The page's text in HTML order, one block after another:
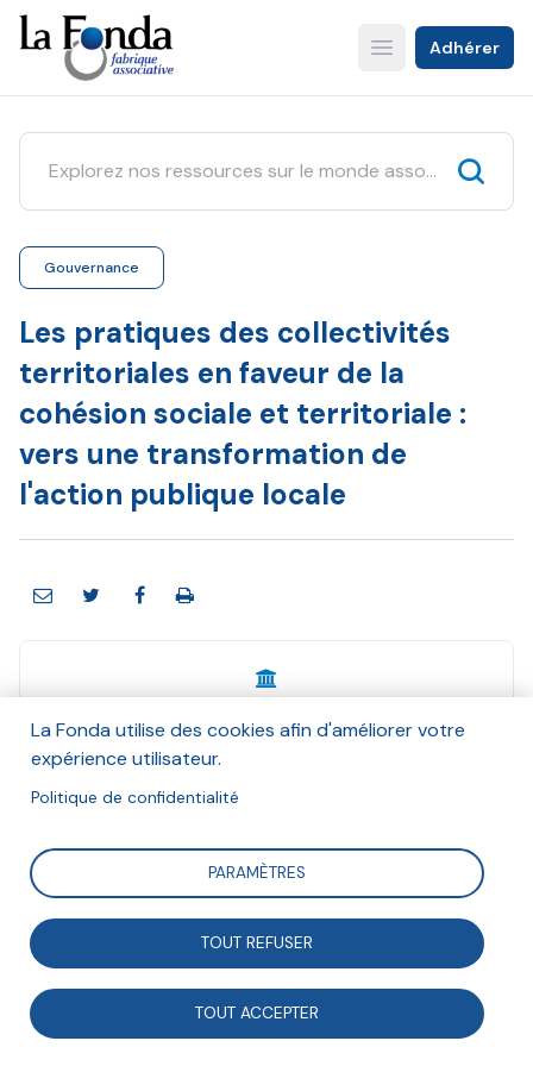
Aller
au
contenu
principal
Open main menu
Adhérer
Gouvernance
Les pratiques des collectivités
territoriales en faveur de la
cohésion sociale et territoriale :
vers une transformation de
l'action publique locale
Centre national de la Fonction publique
territoriale - CNFPT
Suivre
En associant très largement des acteurs des
collectivités territoriales, des représentants
La Fonda utilise des cookies afin d'améliorer votre
expérience utilisateur.
Politique de confidentialité
PARAMÈTRES
TOUT REFUSER
TOUT ACCEPTER